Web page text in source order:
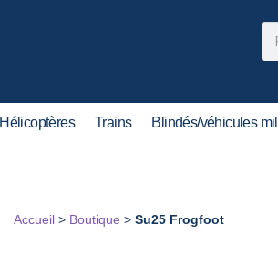
Hélicoptères Trains Blindés/véhicules
Accueil > Boutique > Su25 Frogfoot